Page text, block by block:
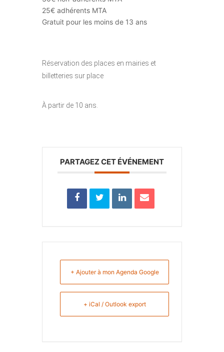
25€ adhérents MTA
Gratuit pour les moins de 13 ans
Réservation des places en mairies et
billetteries sur place
À partir de 10 ans.
PARTAGEZ CET ÉVÉNEMENT
+ Ajouter à mon Agenda Google
+ iCal / Outlook export